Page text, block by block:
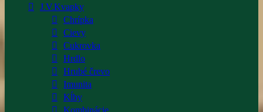
J.V.Kvapky
Chrípka
Cievy
Cukrovka
Hrdlo
Hrubé črevo
Imunita
Kĺby
Kombinácie